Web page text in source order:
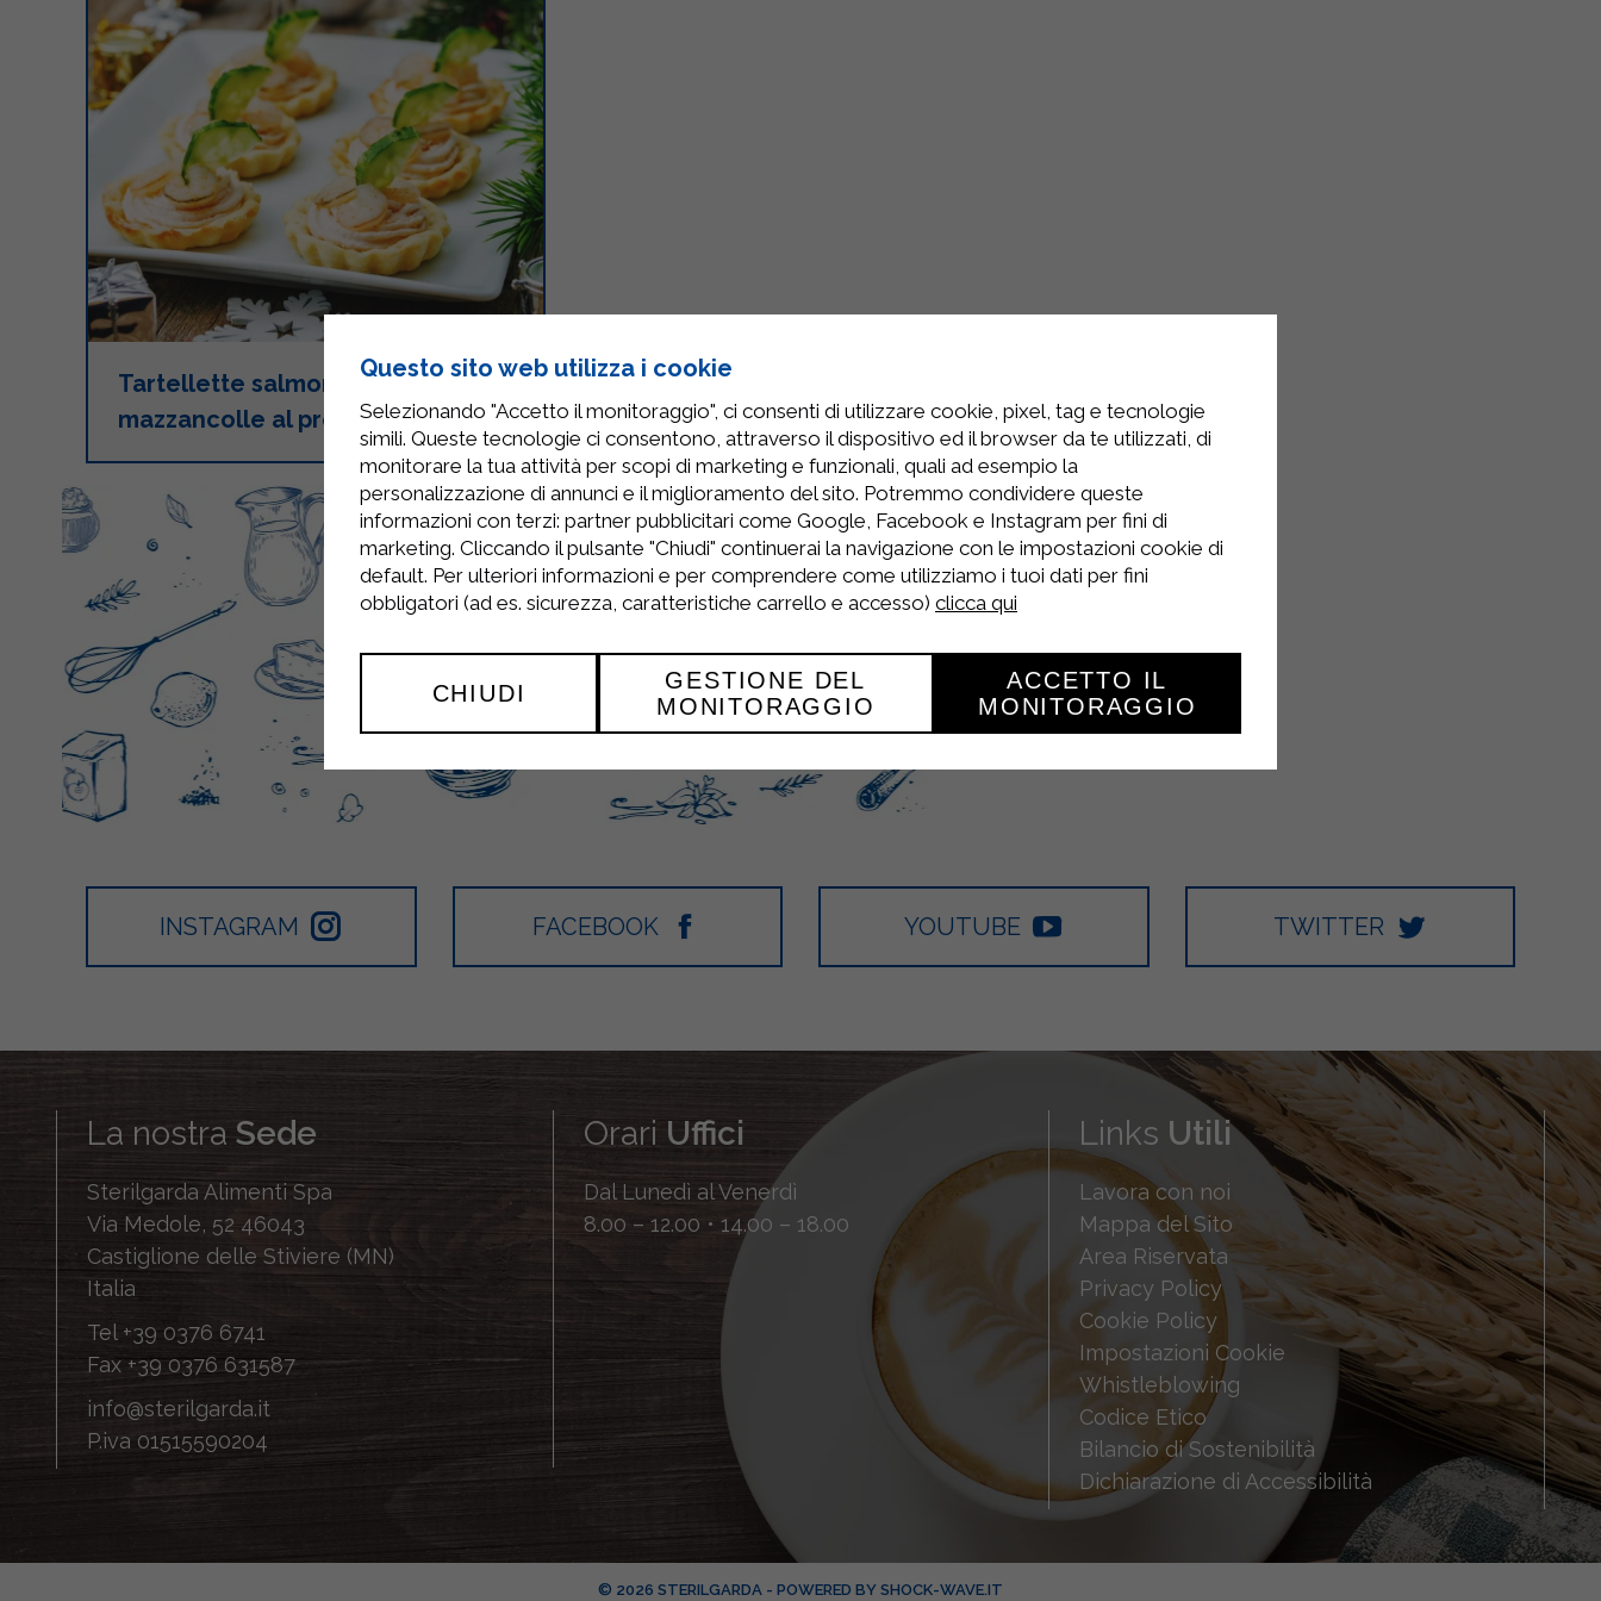
Tartellette salmone e
mazzancolle al profumo di menta
INSTAGRAM FACEBOOK YOUTUBE TWITTER
La nostra Sede
Sterilgarda Alimenti Spa
Via Medole, 52 46043
Castiglione delle Stiviere (MN)
Italia
Tel +39 0376 6741
Fax +39 0376 631587
info@sterilgarda.it
P.iva 01515590204
Orari Uffici
Dal Lunedì al Venerdì
8.00 – 12.00 • 14.00 – 18.00
Links Utili
Lavora con noi
Mappa del Sito
Area Riservata
Privacy Policy
Cookie Policy
Impostazioni Cookie
Whistleblowing
Codice Etico
Bilancio di Sostenibilità
Dichiarazione di Accessibilità
© 2026 STERILGARDA - POWERED BY SHOCK-WAVE.IT
Questo sito web utilizza i cookie
Selezionando "Accetto il monitoraggio", ci consenti di utilizzare cookie, pixel, tag e tecnologie
simili. Queste tecnologie ci consentono, attraverso il dispositivo ed il browser da te utilizzati, di
monitorare la tua attività per scopi di marketing e funzionali, quali ad esempio la
personalizzazione di annunci e il miglioramento del sito. Potremmo condividere queste
informazioni con terzi: partner pubblicitari come Google, Facebook e Instagram per fini di
marketing. Cliccando il pulsante "Chiudi" continuerai la navigazione con le impostazioni cookie di
default. Per ulteriori informazioni e per comprendere come utilizziamo i tuoi dati per fini
obbligatori (ad es. sicurezza, caratteristiche carrello e accesso) clicca qui
CHIUDI
GESTIONE DEL
MONITORAGGIO
ACCETTO IL
MONITORAGGIO